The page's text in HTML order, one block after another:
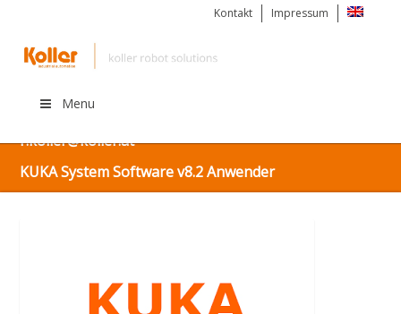
Impressum
Kontakt
Menu
r.koller@koller.at
KUKA System Software v8.2 Anwender